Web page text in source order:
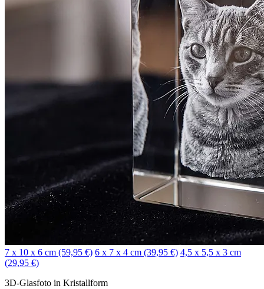
7 x 10 x 6 cm (59,95 €) 6 x 7 x 4 cm (39,95 €) 4,5 x 5,5 x 3 cm
(29,95 €)
3D-Glasfoto in Kristallform